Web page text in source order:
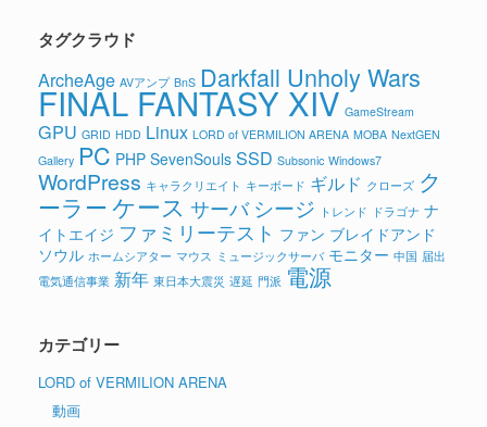
タグクラウド
ArcheAge AVアンプ BnS Darkfall Unholy Wars
FINAL FANTASY XIV GameStream
GPU GRID HDD Linux LORD of VERMILION ARENA MOBA NextGEN
Gallery PC PHP SevenSouls SSD Subsonic Windows7
WordPress キャラクリエイト キーボード ギルド クローズ ク
ーラーケース サーバ シージ トレンド ドラゴナ ナ
イトエイジ ファミリーテスト ファン ブレイドアンド
ソウル ホームシアター マウス ミュージックサーバ モニター 中国 届出
電気通信事業 新年 東日本大震災 遅延 門派 電源
カテゴリー
LORD of VERMILION ARENA
動画